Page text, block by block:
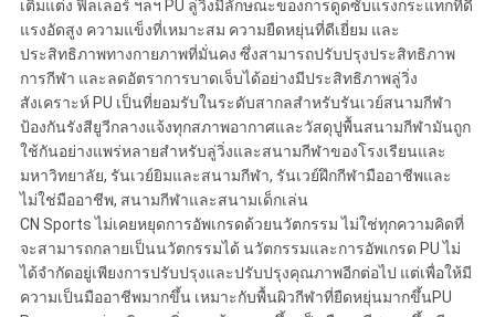
เติมแต่ง ฟิลเลอร์ ฯลฯ PU ลู่วิ่งมีลักษณะของการดูดซับแรงกระแทกที่ดี
แรงอัดสูง ความแข็งที่เหมาะสม ความยืดหยุ่นที่ดีเยี่ยม และ
ประสิทธิภาพทางกายภาพที่มั่นคง ซึ่งสามารถปรับปรุงประสิทธิภาพ
การกีฬา และลดอัตราการบาดเจ็บได้อย่างมีประสิทธิภาพลู่วิ่ง
สังเคราะห์ PU เป็นที่ยอมรับในระดับสากลสำหรับรันเวย์สนามกีฬา
ป้องกันรังสียูวีกลางแจ้งทุกสภาพอากาศและวัสดุปูพื้นสนามกีฬามันถูก
ใช้กันอย่างแพร่หลายสำหรับลู่วิ่งและสนามกีฬาของโรงเรียนและ
มหาวิทยาลัย, รันเวย์ยิมและสนามกีฬา, รันเวย์ฝึกกีฬามืออาชีพและ
ไม่ใช่มืออาชีพ, สนามกีฬาและสนามเด็กเล่น
CN Sports ไม่เคยหยุดการอัพเกรดด้วยนวัตกรรม ไม่ใช่ทุกความคิดที่
จะสามารถกลายเป็นนวัตกรรมได้ นวัตกรรมและการอัพเกรด PU ไม่
ได้จำกัดอยู่เพียงการปรับปรุงและปรับปรุงคุณภาพอีกต่อไป แต่เพื่อให้มี
ความเป็นมืออาชีพมากขึ้น เหมาะกับพื้นผิวกีฬาที่ยืดหยุ่นมากขึ้นPU